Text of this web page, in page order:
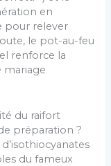
en
pour relever
le pot-au-feu
renforce la
mariage
du raifort
préparation ?
du fameux